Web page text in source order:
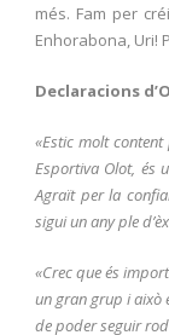
més. Fam per
Enhorabona, Uri!
Declaracions
«Estic molt
Esportiva Olot, és
Agraït per la
sigui un any ple
«Crec que és
un gran grup i això
de poder seguir